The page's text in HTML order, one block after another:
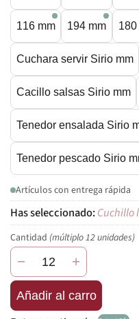
116 mm 194 mm 180
Cuchara servir Sirio mm
Cacillo salsas Sirio mm
Tenedor ensalada Sirio
Tenedor pescado Sirio
Artículos con entrega rápida
Cuchillo
Cantidad (múltiplo 12 unidades)
− +
Añadir al carro